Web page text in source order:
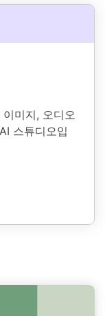
미지, 오디오
스튜디오입